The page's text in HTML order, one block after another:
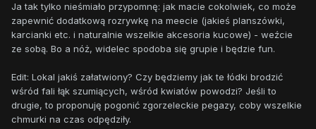
Ja tak tylko nieśmiało przypomnę: jak macie cokolwiek, co może
zapewnić dodatkową rozrywkę na meecie (jakieś planszówki,
karcianki etc. i naturalnie wszelkie akcesoria kucowe) - weźcie
ze sobą. Bo a nóż, widelec spodoba się grupie i będzie fun.
Edit: Lokal jakiś załatwiony? Czy będziemy jak te łódki brodzić
wśród fali łąk szumiących, wśród kwiatów powodzi? Jeśli to
drugie, to proponuję pogonić zgorzeleckie pegazy, coby wszelkie
chmurki na czas odpędziły.